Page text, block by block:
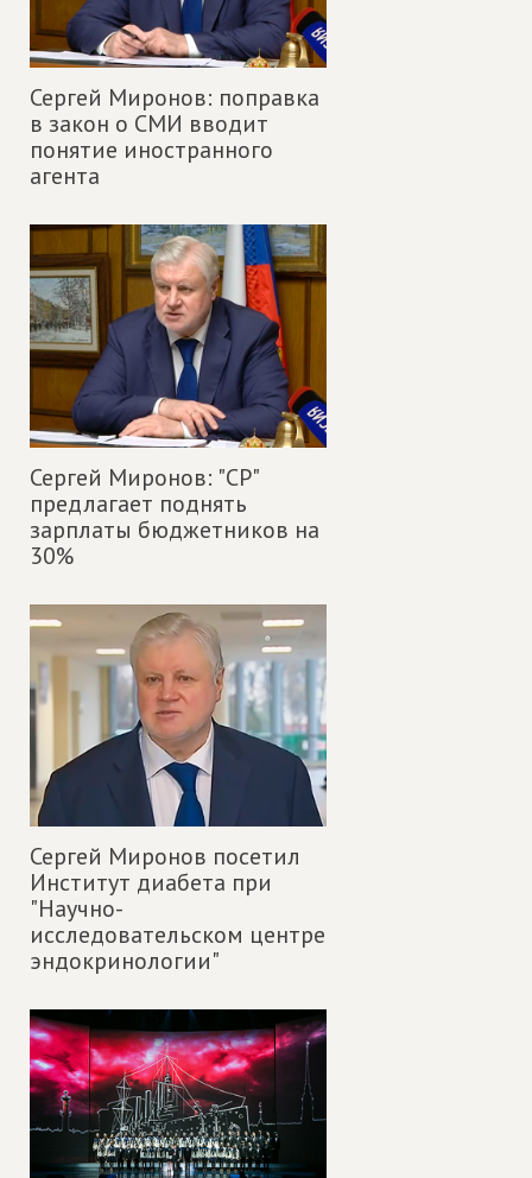
Сергей Миронов: поправка
в закон о СМИ вводит
понятие иностранного
агента
Сергей Миронов: "СР"
предлагает поднять
зарплаты бюджетников на
30%
Сергей Миронов посетил
Институт диабета при
"Научно-
исследовательском центре
эндокринологии"